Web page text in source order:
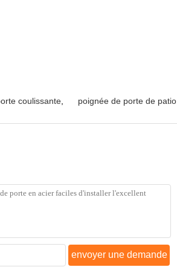
coulissante poignée de porte de patio
envoyer une demande